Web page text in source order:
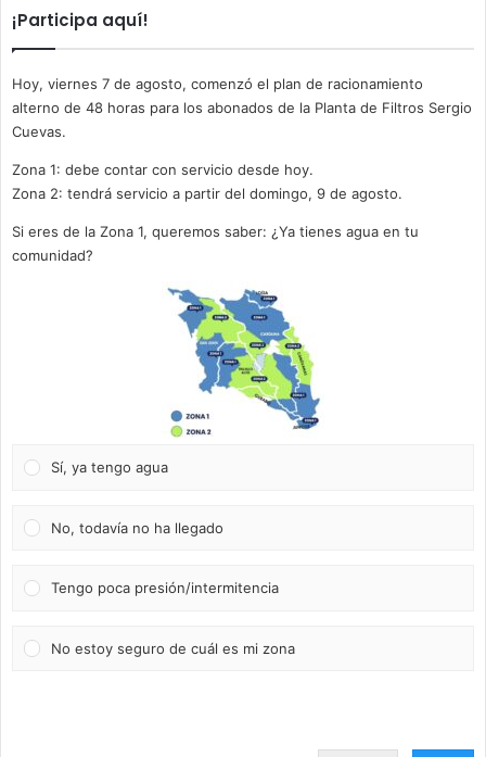
¡Participa aquí!
Hoy, viernes 7 de agosto, comenzó el plan de racionamiento
alterno de 48 horas para los abonados de la Planta de Filtros Sergio
Cuevas.
Zona 1: debe contar con servicio desde hoy.
Zona 2: tendrá servicio a partir del domingo, 9 de agosto.
Si eres de la Zona 1, queremos saber: ¿Ya tienes agua en tu
comunidad?
Sí, ya tengo agua
No, todavía no ha llegado
Tengo poca presión/intermitencia
No estoy seguro de cuál es mi zona